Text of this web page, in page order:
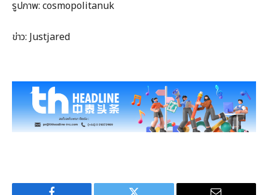
รูปภาพ: cosmopolitanuk
ข่าว: Justjared